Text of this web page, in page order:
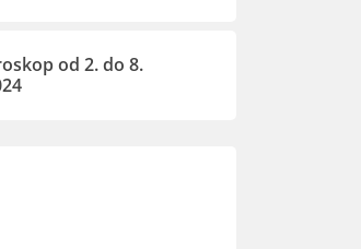
od 2. do 8.